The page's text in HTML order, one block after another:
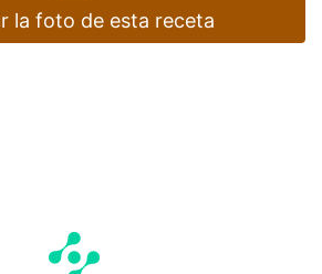
la foto de esta receta